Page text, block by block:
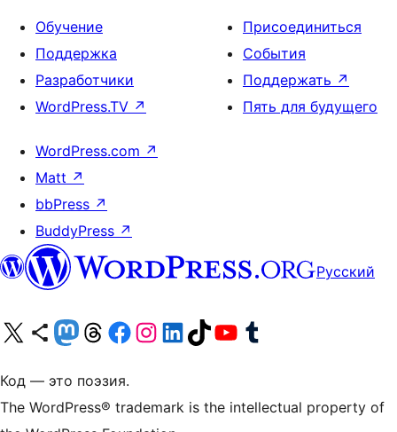
Обучение
Поддержка
Разработчики
WordPress.TV ↗
Присоединиться
События
Поддержать ↗
Пять для будущего
WordPress.com ↗
Matt ↗
bbPress ↗
BuddyPress ↗
Русский
Посетите нас в X (ранее Twitter)
Посетите нашу учётную запись в Bluesky
Посетите нашу ленту в Mastodon
Посетите нашу учётную запись в Threads
Посетите нашу страницу на Facebook
Посетите наш Instagram
Посетите нашу страницу в LinkedIn
Посетите нашу учётную запись в TikTok
Посетите наш канал YouTube
Посетите нашу учётную запись в Tumblr
Код — это поэзия.
The WordPress® trademark is the intellectual property of